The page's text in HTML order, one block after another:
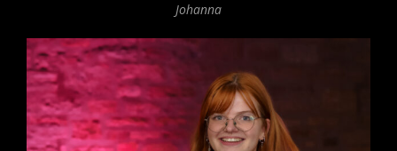
Johanna